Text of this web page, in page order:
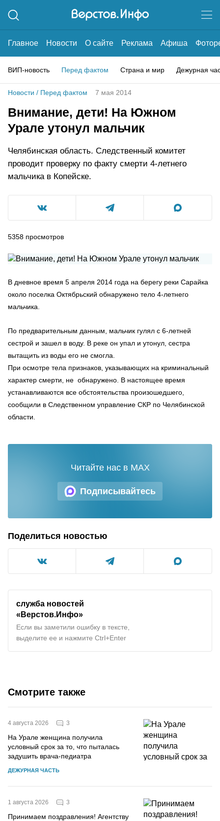
Главное Новости О сайте Реклама Афиша
ВИП-новость Перед фактом Страна и мир Дежурная
Новости / Перед фактом 7 мая 2014
Внимание, дети! На Южном
Урале утонул мальчик
Челябинская область. Следственный комитет
проводит проверку по факту смерти 4-летнего
мальчика в Копейске.
5358 просмотров
В дневное время 5 апреля 2014 года на берегу реки Сарайка
около поселка Октябрьский обнаружено тело 4-летнего
мальчика.
По предварительным данным, мальчик гулял с 6-летней
сестрой и зашел в воду. В реке он упал и утонул, сестра
вытащить из воды его не смогла.
При осмотре тела признаков, указывающих на криминальный
характер смерти, не обнаружено. В настоящее время
устанавливаются все обстоятельства произошедшего,
сообщили в Следственном управление СКР по Челябинской
области.
Подписывайтесь
Читайте нас в MAX
Поделиться новостью
служба новостей
«Верстов.Инфо»
Если вы заметили ошибку в тексте,
выделите ее и нажмите Ctrl+Enter
Смотрите также
4 августа 2026 3
На Урале женщина получила
условный срок за то, что пыталась
задушить врача-педиатра
ДЕЖУРНАЯ ЧАСТЬ
1 августа 2026 3
Принимаем поздравления! Агентству